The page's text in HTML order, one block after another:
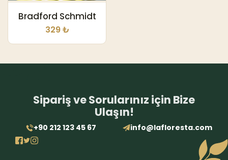
Bradford Schmidt
329 ₺
Sipariş ve Sorularınız için Bize
Ulaşın!
+90 212 123 45 67 info@lafloresta.com